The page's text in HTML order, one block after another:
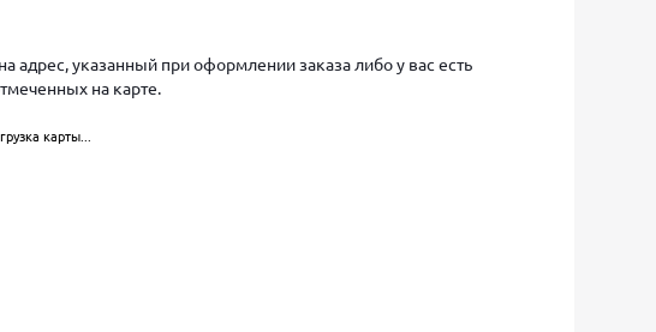
указанный при оформлении заказа либо у вас есть
на карте.
карты...